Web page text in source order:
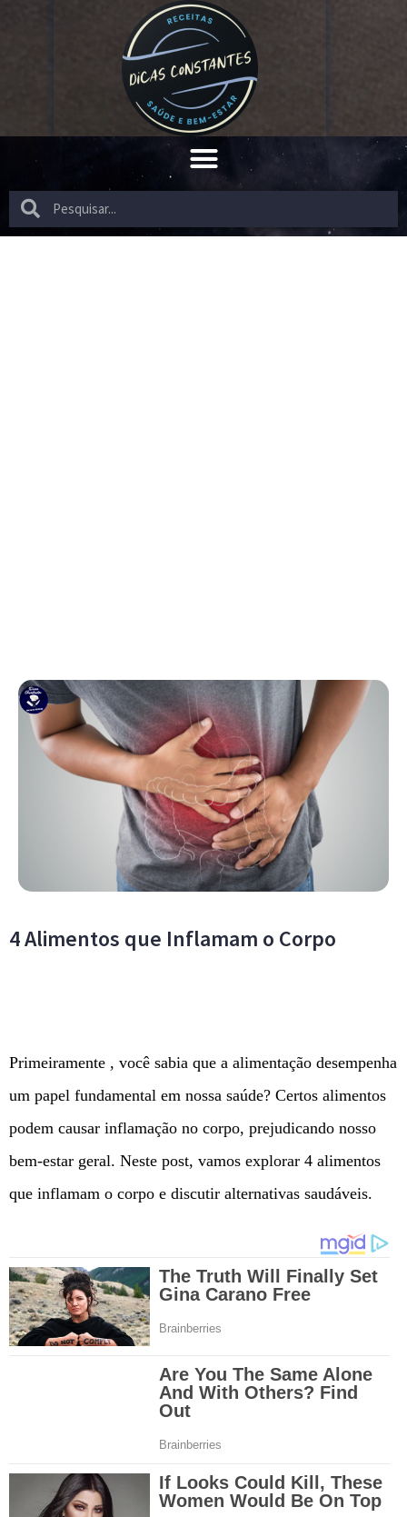
4 Alimentos que Inflamam o Corpo
Primeiramente , você sabia que a alimentação desempenha
um papel fundamental em nossa saúde? Certos alimentos
podem causar inflamação no corpo, prejudicando nosso
bem-estar geral. Neste post, vamos explorar 4 alimentos
que inflamam o corpo e discutir alternativas saudáveis.